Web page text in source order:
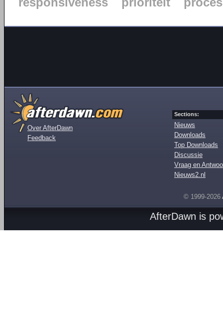
Over AfterDawn
Feedback
Sections:
Nieuws
Downloads
Top Downloads
Discussie
Vraag en
Nieuws2.nl
© 1999-2026
AfterDawn is